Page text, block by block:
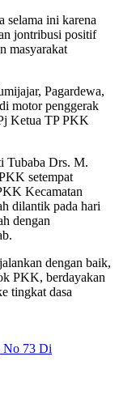
selama ini karena
jontribusi positif
masyarakat
Pagardewa,
motor penggerak
Ketua TP PKK
Tubaba Drs. M.
setempat
Kecamatan
dilantik pada hari
dengan
dengan baik,
PKK, berdayakan
tingkat dasa
No 73 Di